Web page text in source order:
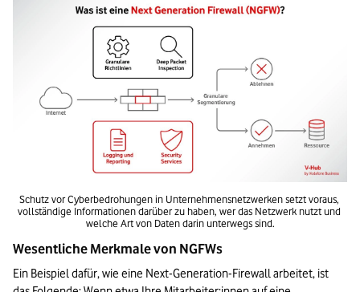
Schutz vor Cyberbedrohungen in Unternehmensnetzwerken setzt voraus,
vollständige Informationen darüber zu haben, wer das Netzwerk nutzt und
welche Art von Daten darin unterwegs sind.
Wesentliche Merkmale von NGFWs
Ein Beispiel dafür, wie eine Next-Generation-Firewall arbeitet, ist